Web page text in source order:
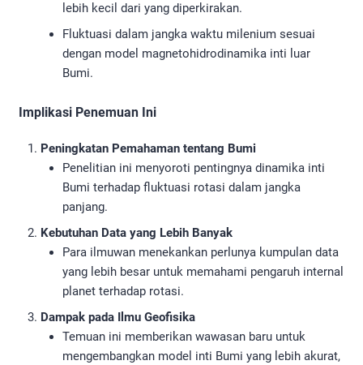
lebih kecil dari yang diperkirakan.
Fluktuasi dalam jangka waktu milenium sesuai
dengan model magnetohidrodinamika inti luar
Bumi.
Implikasi Penemuan Ini
Peningkatan Pemahaman tentang Bumi
Penelitian ini menyoroti pentingnya dinamika inti
Bumi terhadap fluktuasi rotasi dalam jangka
panjang.
Kebutuhan Data yang Lebih Banyak
Para ilmuwan menekankan perlunya kumpulan data
yang lebih besar untuk memahami pengaruh internal
planet terhadap rotasi.
Dampak pada Ilmu Geofisika
Temuan ini memberikan wawasan baru untuk
mengembangkan model inti Bumi yang lebih akurat,